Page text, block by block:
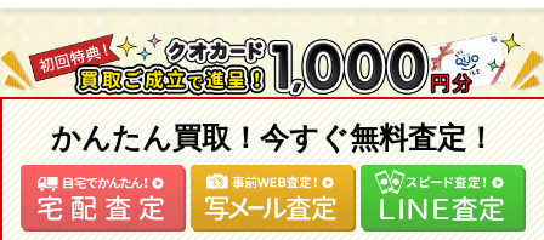
【２０１７年】
CWC限定ネオブライス ブライス・アドアーズ・アナ/TOPSHOP
限定ネオブライス グレイシー・シャンティリー/ネオブライス ジ
ョアナゲンチアナ
かんたん買取！今すぐ無料査定！